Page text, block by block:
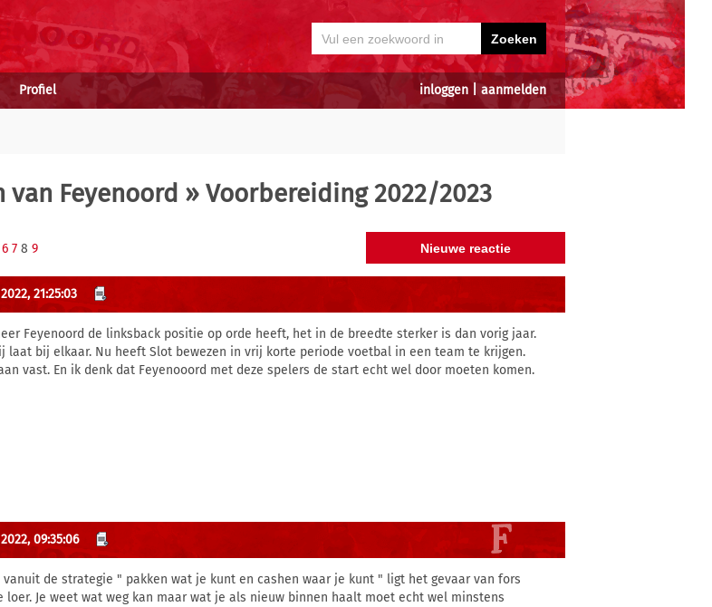
inloggen aanmelden
Profiel
Feyenoord » Voorbereiding 2022/2023
6 7 8 9
21:25:03
Feyenoord de linksback positie op orde heeft, het in de breedte sterker is dan vorig jaar.
laat bij elkaar. Nu heeft Slot bewezen in vrij korte periode voetbal in een team te krijgen.
vast. En ik denk dat Feyenooord met deze spelers de start echt wel door moeten komen.
09:35:06
de strategie " pakken wat je kunt en cashen waar je kunt " ligt het gevaar van fors
loer. Je weet wat weg kan maar wat je als nieuw binnen haalt moet echt wel minstens